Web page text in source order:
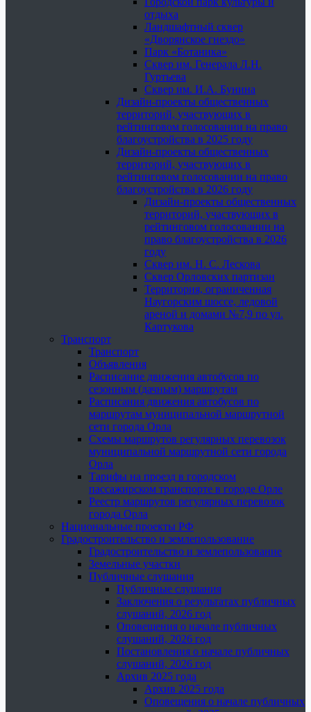
отдыха
Ландшафтный сквер
«Дворянское гнездо»
Парк «Ботаника»
Сквер им. Генерала Л.Н.
Гуртьева
Сквер им. И.А. Бунина
Дизайн-проекты общественных
территорий, участвующих в
рейтинговом голосовании на право
благоустройства в 2025 году
Дизайн-проекты общественных
территорий, участвующих в
рейтинговом голосовании на право
благоустройства в 2026 году
Дизайн-проекты общественных
территорий, участвующих в
рейтинговом голосовании на
право благоустройства в 2026
году
Сквер им. Н. С. Лескова
Сквер Орловских партизан
Территория, ограниченная
Наугорским шоссе, ледовой
ареной и домами №7,9 по ул.
Картукова
Транспорт
Транспорт
Объявления
Расписание движения автобусов по
сезонным (дачным) маршрутам
Расписания движения автобусов по
маршрутам муниципальной маршрутной
сети города Орла
Схемы маршрутов регулярных перевозок
муниципальной маршрутной сети города
Орла
Тарифы на проезд в городском
пассажирском транспорте в городе Орле
Реестр маршрутов регулярных перевозок
города Орла
Национальные проекты РФ
Градостроительство и землепользование
Градостроительство и землепользование
Земельные участки
Публичные слушания
Публичные слушания
Заключения о результатах публичных
слушаний, 2026 год
Оповещения о начале публичных
слушаний, 2026 год
Постановления о начале публичных
слушаний, 2026 год
Архив 2025 года
Архив 2025 года
Оповещения о начале публичных